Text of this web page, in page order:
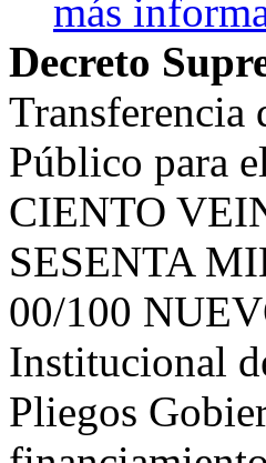
más
Decreto
Transferencia
Público para
CIENTO
SESENTA
00/100
Institucional
Pliegos